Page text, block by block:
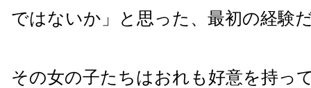
ではないか」と思った、最初の経験
その女の子たちはおれも好意を持っ